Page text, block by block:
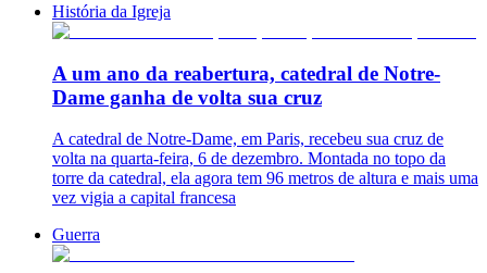
História da Igreja
A um ano da reabertura, catedral de Notre-
Dame ganha de volta sua cruz
A catedral de Notre-Dame, em Paris, recebeu sua cruz de
volta na quarta-feira, 6 de dezembro. Montada no topo da
torre da catedral, ela agora tem 96 metros de altura e mais uma
vez vigia a capital francesa
Guerra